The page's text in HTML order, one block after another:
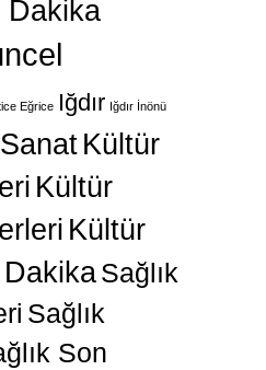
Dakika
Eğrice Iğdır Iğdır İnönü
Kültür
Kültür
Kültür
Sağlık
Sağlık
Son